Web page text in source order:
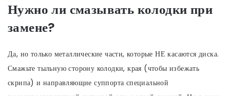
Нужно ли смазывать колодки при
замене?
Да, но только металлические части, которые НЕ касаются диска.
Смажьте тыльную сторону колодки, края (чтобы избежать
скрипа) и направляющие суппорта специальной